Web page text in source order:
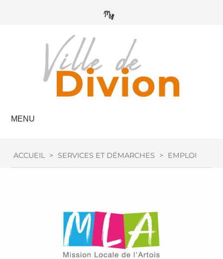
MENU
ACCUEIL > SERVICES ET DÉMARCHES > EMPLOI /